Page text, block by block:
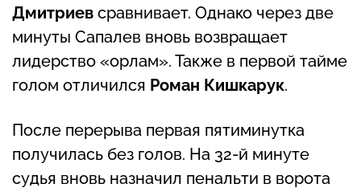
Дмитриев сравнивает. Однако через две
минуты Сапалев вновь возвращает
лидерство «орлам». Также в первой тайме
голом отличился Роман Кишкарук.
После перерыва первая пятиминутка
получилась без голов. На 32-й минуте
судья вновь назначил пенальти в ворота